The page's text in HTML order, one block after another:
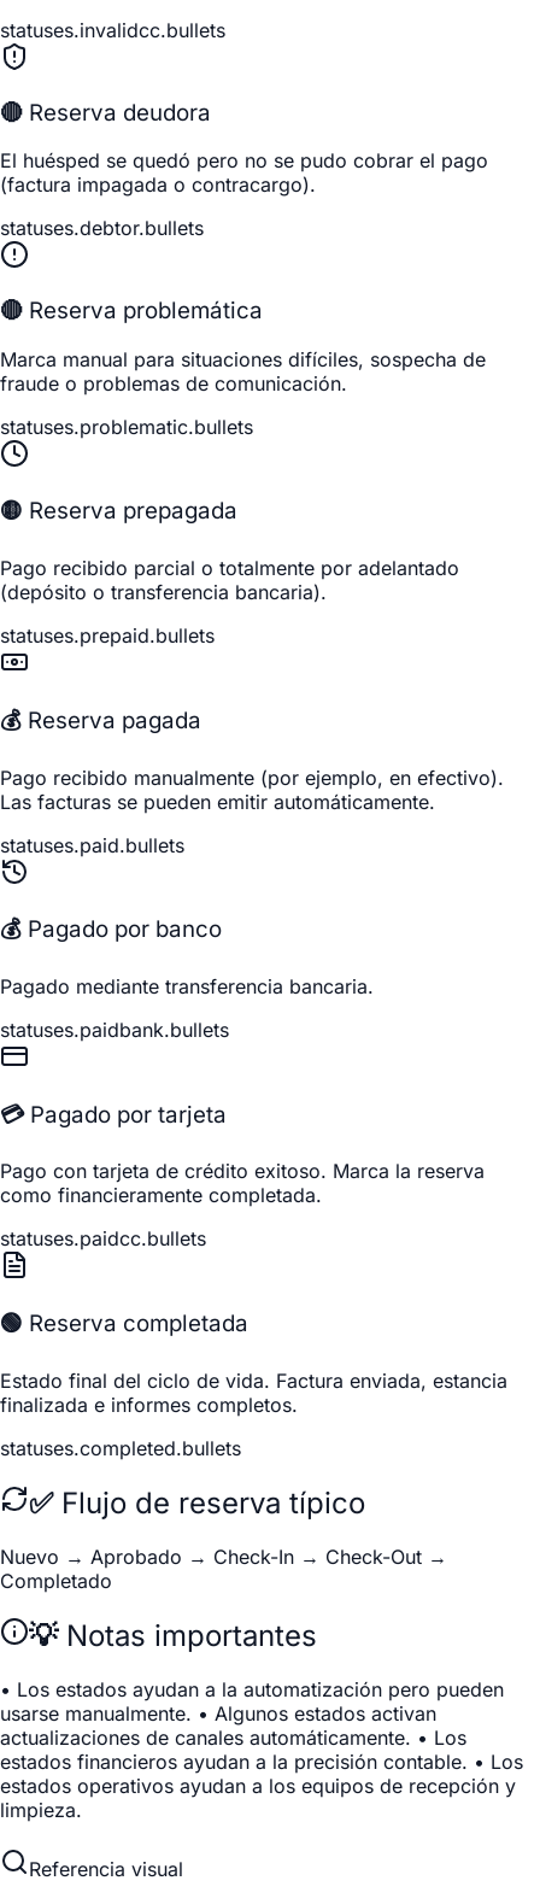
statuses.invalidcc.bullets
🔴 Reserva deudora
El huésped se quedó pero no se pudo cobrar el pago
(factura impagada o contracargo).
statuses.debtor.bullets
🔴 Reserva problemática
Marca manual para situaciones difíciles, sospecha de
fraude o problemas de comunicación.
statuses.problematic.bullets
🟡 Reserva prepagada
Pago recibido parcial o totalmente por adelantado
(depósito o transferencia bancaria).
statuses.prepaid.bullets
💰 Reserva pagada
Pago recibido manualmente (por ejemplo, en efectivo).
Las facturas se pueden emitir automáticamente.
statuses.paid.bullets
💰 Pagado por banco
Pagado mediante transferencia bancaria.
statuses.paidbank.bullets
💳 Pagado por tarjeta
Pago con tarjeta de crédito exitoso. Marca la reserva
como financieramente completada.
statuses.paidcc.bullets
🟢 Reserva completada
Estado final del ciclo de vida. Factura enviada, estancia
finalizada e informes completos.
statuses.completed.bullets
✅ Flujo de reserva típico
Nuevo → Aprobado → Check-In → Check-Out →
Completado
💡 Notas importantes
• Los estados ayudan a la automatización pero pueden
usarse manualmente. • Algunos estados activan
actualizaciones de canales automáticamente. • Los
estados financieros ayudan a la precisión contable. • Los
estados operativos ayudan a los equipos de recepción y
limpieza.
Referencia visual